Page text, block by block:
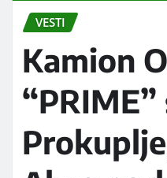
VESTI
Kamion